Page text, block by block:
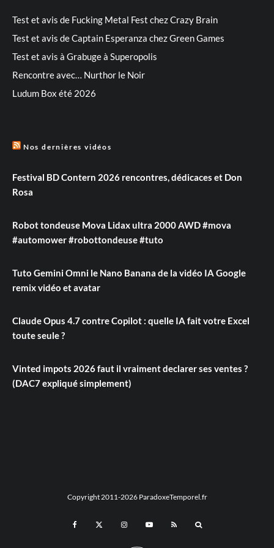
Test et avis de Fucking Metal Fest chez Crazy Brain
Test et avis de Captain Esperanza chez Green Games
Test et avis à Grabuge à Superopolis
Rencontre avec… Nurthor le Noir
Ludum Box été 2026
Nos dernières vidéos
Festival BD Contern 2026 rencontres, dédicaces et Don
Rosa
Robot tondeuse Mova Lidax ultra 2000 AWD #mova
#automower #robottondeuse #tuto
Tuto Gemini Omni le Nano Banana de la vidéo IA Google
remix vidéo et avatar
Claude Opus 4.7 contre Copilot : quelle IA fait votre Excel
toute seule ?
Vinted impots 2026 faut il vraiment declarer ses ventes ?
(DAC7 expliqué simplement)
Copyright 2011-2026 ParadoxeTemporel.fr